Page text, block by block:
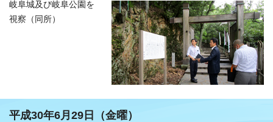
岐阜城及び岐阜公園を
視察（同所）
平成30年6月29日（金曜）